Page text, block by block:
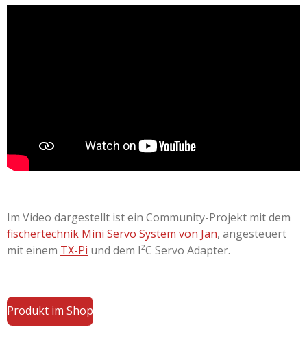
Im Video dargestellt ist ein Community-Projekt mit dem
fischertechnik Mini Servo System von Jan, angesteuert
mit einem TX-Pi und dem I²C Servo Adapter.
Produkt im Shop